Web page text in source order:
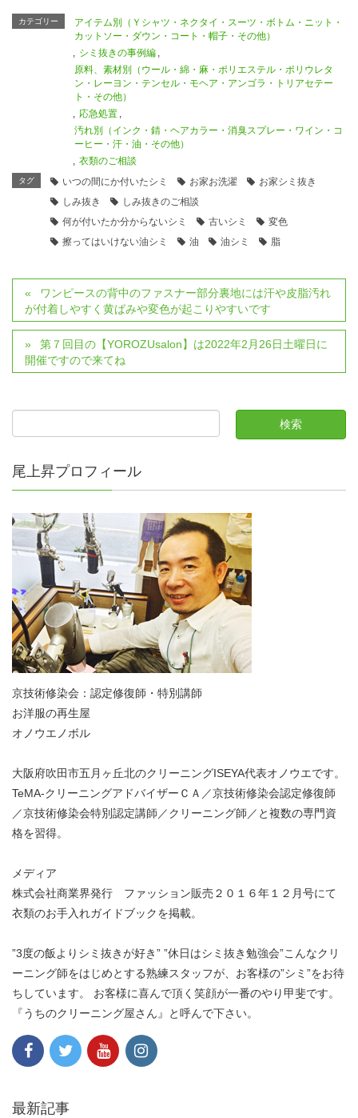
カテゴリー
アイテム別（Ｙシャツ・ネクタイ・スーツ・ボトム・ニット・
カットソー・ダウン・コート・帽子・その他）
, シミ抜きの事例編 ,
原料、素材別（ウール・綿・麻・ポリエステル・ポリウレタ
ン・レーヨン・テンセル・モヘア・アンゴラ・トリアセテー
ト・その他）
, 応急処置 ,
汚れ別（インク・錆・ヘアカラー・消臭スプレー・ワイン・コ
ーヒー・汗・油・その他）
, 衣類のご相談
タグ いつの間にか付いたシミ お家お洗濯
お家シミ抜き
しみ抜き
しみ抜きのご相談
何が付いたか分からないシミ
古いシミ
変色
擦ってはいけない油シミ
油 油シミ 脂
ワンピースの背中のファスナー部分裏地には汗や皮脂汚れ
が付着しやすく黄ばみや変色が起こりやすいです
第７回目の【YOROZUsalon】は2022年2月26日土曜日に
開催ですので来てね
尾上昇プロフィール
京技術修染会：認定修復師・特別講師
お洋服の再生屋
オノウエノボル
大阪府吹田市五月ヶ丘北のクリーニングISEYA代表オノウエです。
TeMA-クリーニングアドバイザーＣＡ／京技術修染会認定修復師
／京技術修染会特別認定講師／クリーニング師／と複数の専門資
格を習得。
メディア
株式会社商業界発行 ファッション販売２０１６年１２月号にて
衣類のお手入れガイドブックを掲載。
”3度の飯よりシミ抜きが好き” ”休日はシミ抜き勉強会”こんなクリ
ーニング師をはじめとする熟練スタッフが、お客様の”シミ”をお待
ちしています。 お客様に喜んで頂く笑顔が一番のやり甲斐です。
『うちのクリーニング屋さん』と呼んで下さい。
最新記事